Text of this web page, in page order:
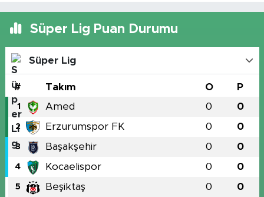
Süper Lig Puan Durumu
Süper Lig
# Takım O P
1 Amed 0 0
2 Erzurumspor FK 0 0
3 Başakşehir 0 0
4 Kocaelispor 0 0
5 Beşiktaş 0 0